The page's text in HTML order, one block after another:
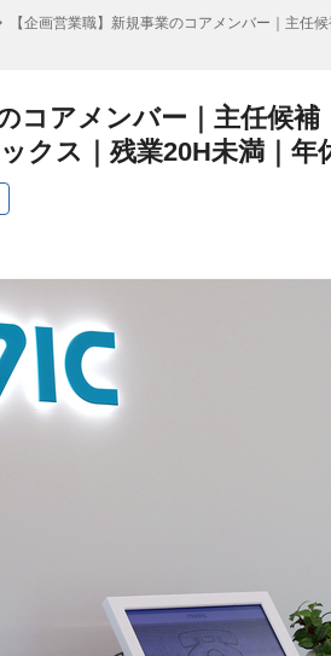
【企画営業職】新規事業のコアメンバー｜主任
コアメンバー｜主任候
クス｜残業20H未満｜年